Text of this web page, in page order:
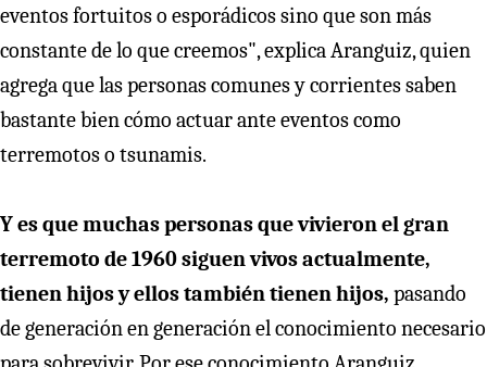
eventos fortuitos o esporádicos sino que son más
constante de lo que creemos", explica Aranguiz, quien
agrega que las personas comunes y corrientes saben
bastante bien cómo actuar ante eventos como
terremotos o tsunamis.
Y es que muchas personas que vivieron el gran
terremoto de 1960 siguen vivos actualmente,
tienen hijos y ellos también tienen hijos, pasando
de generación en generación el conocimiento necesario